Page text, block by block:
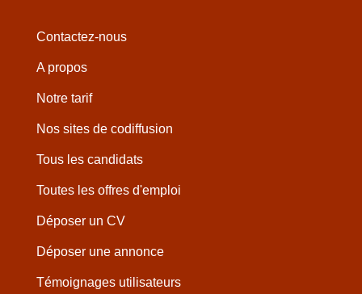
Contactez-nous
A propos
Notre tarif
Nos sites de codiffusion
Tous les candidats
Toutes les offres d'emploi
Déposer un CV
Déposer une annonce
Témoignages utilisateurs